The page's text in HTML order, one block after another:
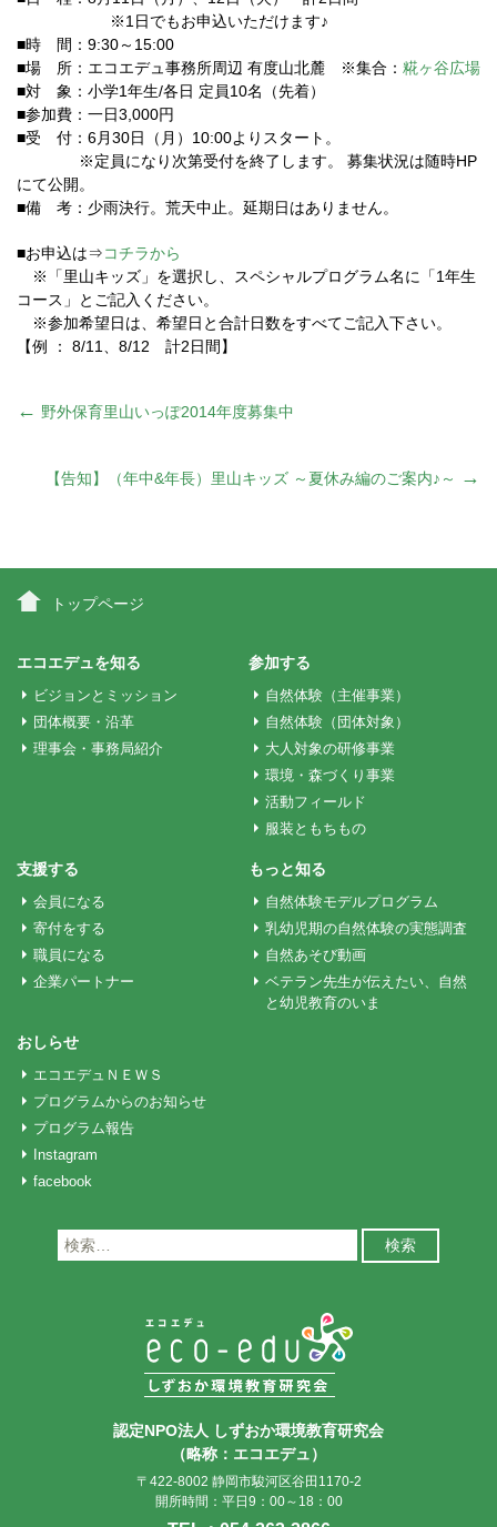
※1日でもお申込いただけます♪
■時 間：9:30～15:00
■場 所：エコエデュ事務所周辺 有度山北麓 ※集合： 糀ヶ谷広場
■対 象：小学1年生/各日 定員10名（先着）
■参加費：一日3,000円
■受 付：6月30日（月）10:00よりスタート。
※定員になり次第受付を終了します。 募集状況は随時HP
にて公開。
■備 考：少雨決行。荒天中止。延期日はありません。
■お申込は⇒コチラから
※「里山キッズ」を選択し、スペシャルプログラム名に「1年生
コース」とご記入ください。
※参加希望日は、希望日と合計日数をすべてご記入下さい。
【例 ： 8/11、8/12 計2日間】
投
稿
ビ
ゲ
ー
ョ
ン
← 野外保育里山いっぽ2014年度募集中
【告知】（年中&年長）里山キッズ ～夏休み編のご案内♪～ →
トップページ
エコエデュを知る
ビジョンとミッション
団体概要・沿革
理事会・事務局紹介
参加する
自然体験（主催事業）
自然体験（団体対象）
大人対象の研修事業
環境・森づくり事業
活動フィールド
服装ともちもの
支援する
会員になる
寄付をする
職員になる
企業パートナー
もっと知る
自然体験モデルプログラム
乳幼児期の自然体験の実態調査
自然あそび動画
ベテラン先生が伝えたい、自然
と幼児教育のいま
おしらせ
エコエデュＮＥＷＳ
プログラムからのお知らせ
プログラム報告
Instagram
facebook
検
索:
認定NPO法人 しずおか環境教育研究会
（略称：エコエデュ）
〒422-8002 静岡市駿河区谷田1170-2
開所時間：平日9：00～18：00